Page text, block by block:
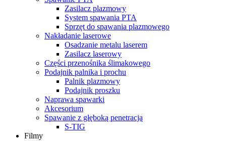
Zasilacz plazmowy
System spawania PTA
Sprzęt do spawania plazmowego
Nakładanie laserowe
Osadzanie metalu laserem
Zasilacz laserowy
Części przenośnika ślimakowego
Podajnik palnika i prochu
Palnik plazmowy
Podajnik proszku
Naprawa spawarki
Akcesorium
Spawanie z głęboką penetracją
S-TIG
Filmy